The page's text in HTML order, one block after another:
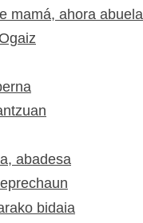
mamá, ahora abuela
abadesa
bidaia